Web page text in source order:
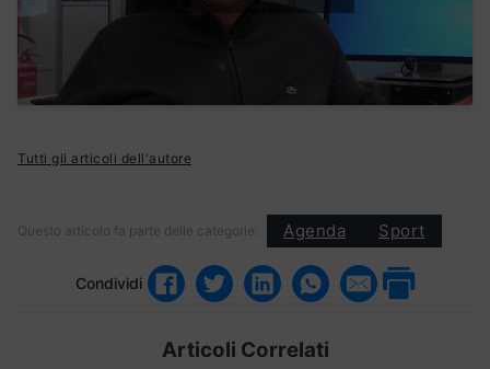
Tutti gli articoli dell'autore
Questo articolo fa parte delle categorie: Agenda Sport
Condividi
Articoli Correlati